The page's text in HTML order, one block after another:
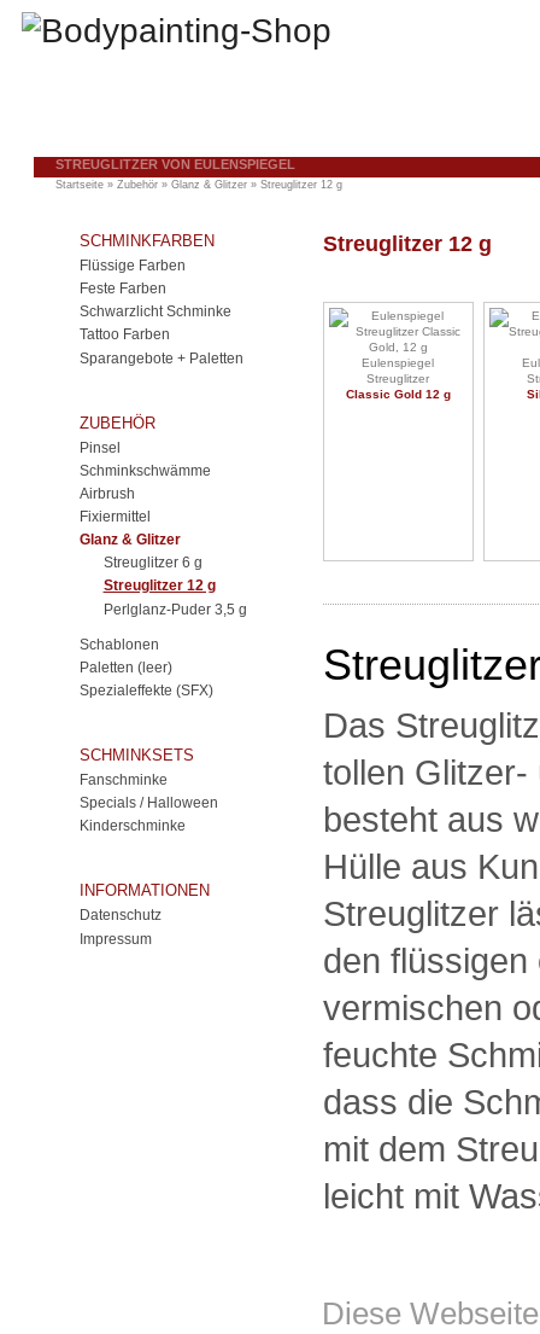
STREUGLITZER VON EULENSPIEGEL
Startseite» Zubehör» Glanz & Glitzer» Streuglitzer 12 g
SCHMINKFARBEN
Flüssige Farben
Feste Farben
Schwarzlicht Schminke
Tattoo Farben
Sparangebote + Paletten
ZUBEHÖR
Pinsel
Schminkschwämme
Airbrush
Fixiermittel
Glanz & Glitzer
Streuglitzer 6 g
Streuglitzer 12 g
Perlglanz-Puder 3,5 g
Schablonen
Paletten (leer)
Spezialeffekte (SFX)
SCHMINKSETS
Fanschminke
Specials / Halloween
Kinderschminke
INFORMATIONEN
Datenschutz
Impressum
Streuglitzer 12 g
Eulenspiegel
Streuglitzer
Classic Gold 12 g
Das
tollen Glitzer-
besteht aus
Hülle aus
Streuglitzer
den
vermischen
feuchte
dass die
mit dem
leicht mit
Diese